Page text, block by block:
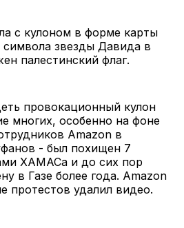
с кулоном в форме карты
звезды Давида в
палестинский флаг.
провокационный кулон
многих, особенно на фоне
Amazon в
- был похищен 7
ХАМАСа и до сих пор
в Газе более года. Amazon
протестов удалил видео.